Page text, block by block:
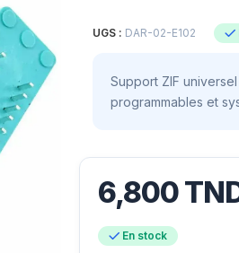
UGS : DAR-02-E102
Support ZIF
programmables et
6,800
En stock